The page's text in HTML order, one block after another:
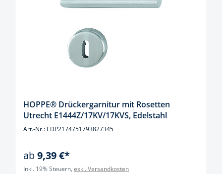
HOPPE® Drückergarnitur mit Rosetten
Utrecht E1444Z/17KV/17KVS, Edelstahl
Art.-Nr.: EDP2174751793827345
ab9,39 €*
Inkl. 19% Steuern, exkl. Versandkosten